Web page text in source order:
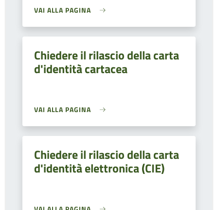
VAI ALLA PAGINA
Chiedere il rilascio della carta
d'identità cartacea
VAI ALLA PAGINA
Chiedere il rilascio della carta
d'identità elettronica (CIE)